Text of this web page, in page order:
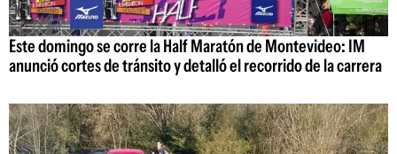
Este domingo se corre la Half Maratón de Montevideo: IM
anunció cortes de tránsito y detalló el recorrido de la carrera